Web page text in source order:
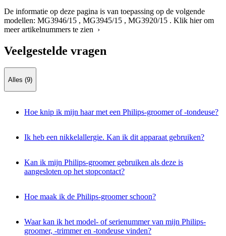
De informatie op deze pagina is van toepassing op de volgende
modellen: MG3946/15 , MG3945/15 , MG3920/15 . Klik hier om
meer artikelnummers te zien ›
Veelgestelde vragen
Alles (9)
Hoe knip ik mijn haar met een Philips-groomer of -tondeuse?
Ik heb een nikkelallergie. Kan ik dit apparaat gebruiken?
Kan ik mijn Philips-groomer gebruiken als deze is
aangesloten op het stopcontact?
Hoe maak ik de Philips-groomer schoon?
Waar kan ik het model- of serienummer van mijn Philips-
groomer, -trimmer en -tondeuse vinden?